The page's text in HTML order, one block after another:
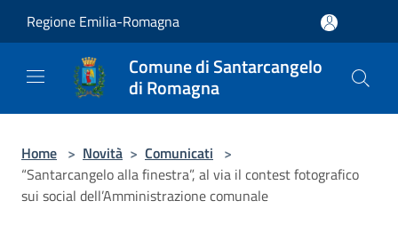
Regione Emilia-Romagna
Comune di Santarcangelo
di Romagna
Home > Novità > Comunicati >
“Santarcangelo alla finestra”, al via il contest fotografico
sui social dell’Amministrazione comunale